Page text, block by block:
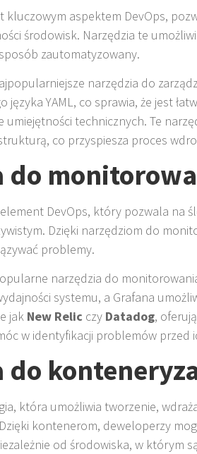
kluczowym aspektem DevOps,
środowisk. Narzędzia te
zautomatyzowany.
narzędzia do
języka YAML, co sprawia, że jest
umiejętności technicznych. Te
co przyspiesza proces
do
DevOps, który pozwala na
Dzięki narzędziom do
problemy.
narzędzia do
systemu, a Grafana
jak New Relic czy Datadog,
w identyfikacji problemów przed
do
która umożliwia tworzenie,
kontenerom, deweloperzy
od środowiska, w którym